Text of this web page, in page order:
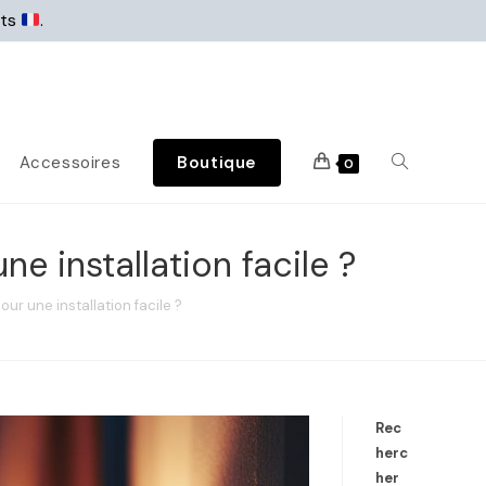
.
Accessoires Boutique 0
installation facile ?
une installation facile ?
Rec
herc
her